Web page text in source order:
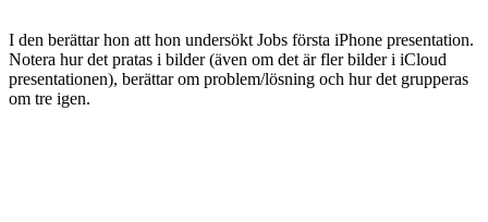
I den berättar hon att hon undersökt Jobs första iPhone presentation.
Notera hur det pratas i bilder (även om det är fler bilder i iCloud
presentationen), berättar om problem/lösning och hur det grupperas
om tre igen.